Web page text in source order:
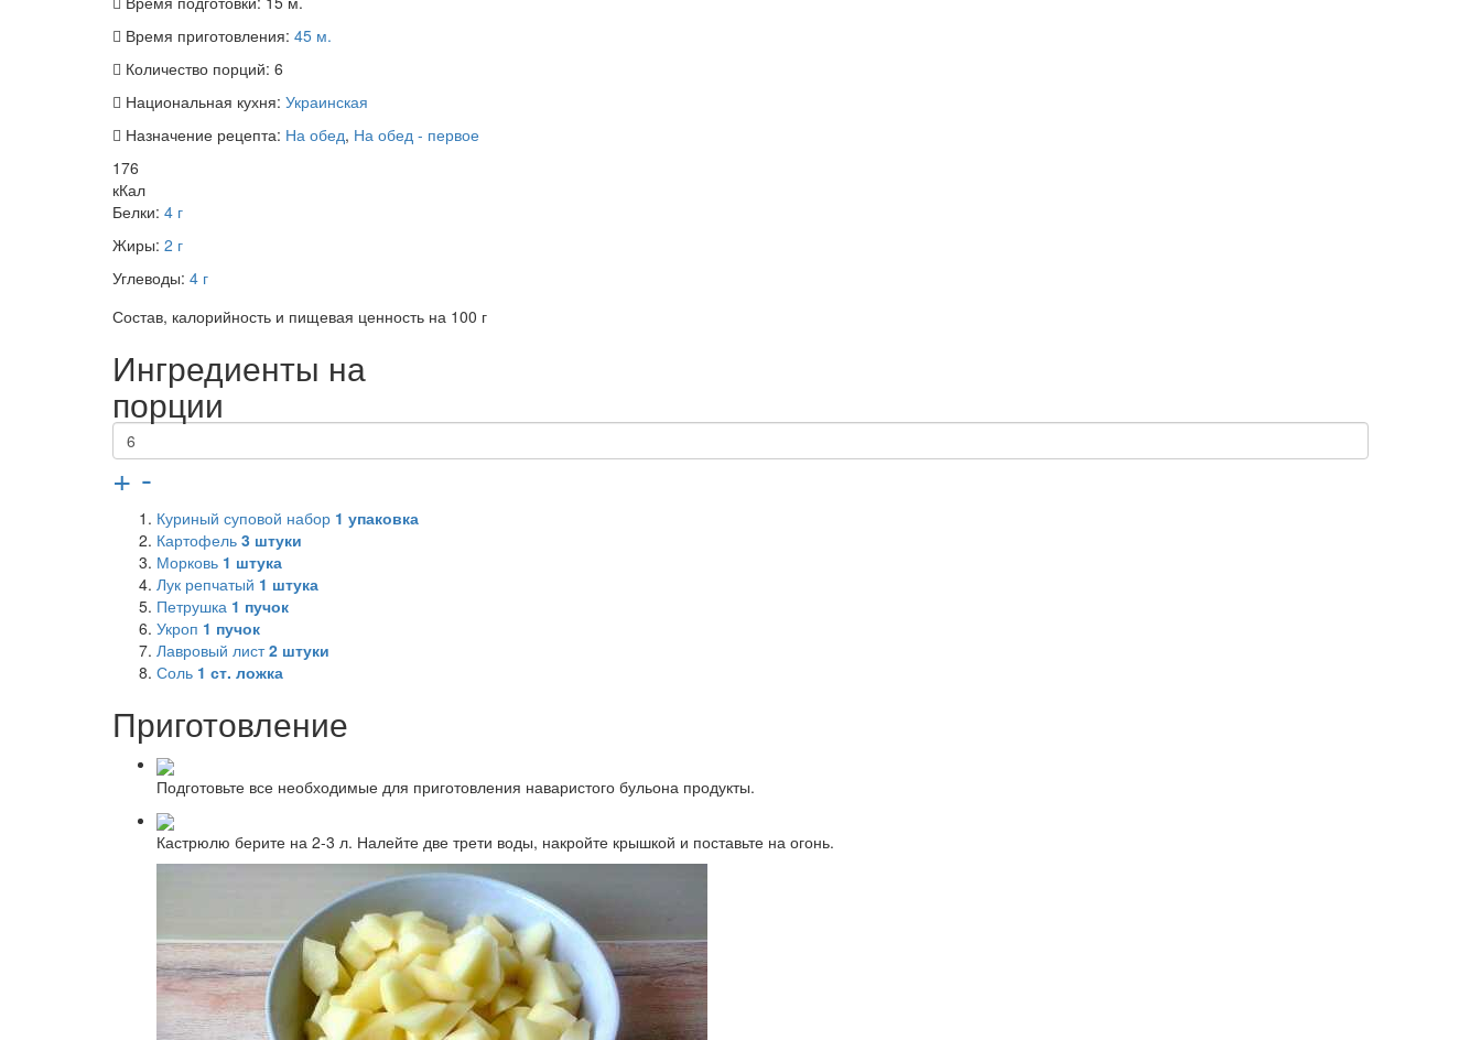
Время приготовления: 45 м.
Количество порций: 6
Национальная кухня: Украинская
Назначение рецепта: На обед, На обед - первое
176
кКал
Белки: 4 г
Жиры: 2 г
Углеводы: 4 г
Состав, калорийность и пищевая ценность на 100 г
Ингредиенты на
порции
+ -
Куриный суповой набор 1 упаковка
Картофель 3 штуки
Морковь 1 штука
Лук репчатый 1 штука
Петрушка 1 пучок
Укроп 1 пучок
Лавровый лист2 штуки
Соль 1 ст. ложка
Приготовление
Подготовьте все необходимые для приготовления наваристого бульона продукты.
Кастрюлю берите на 2-3 л. Налейте две трети воды, накройте крышкой и поставьте на огонь.